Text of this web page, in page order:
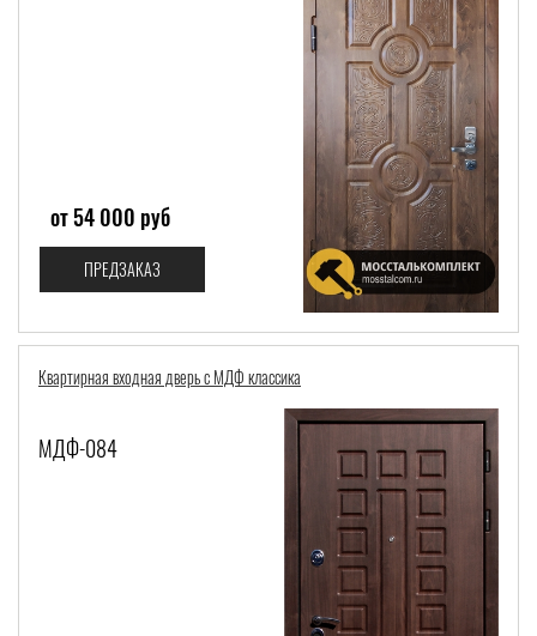
от 54 000 руб
ПРЕДЗАКАЗ
Квартирная входная дверь с МДФ классика
МДФ-084